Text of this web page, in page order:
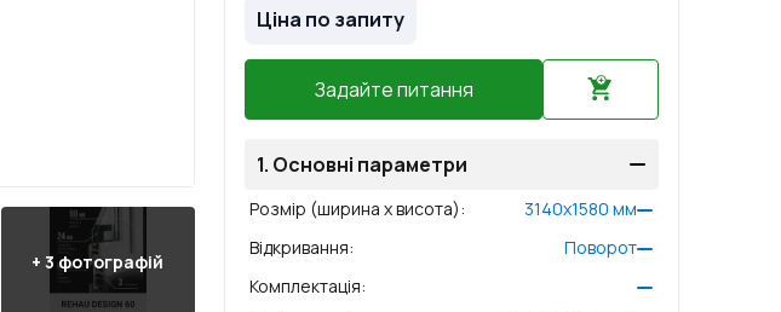
+3 фотографій
Ціна по запиту
Задайте питання
1. Основні параметри
Розмір (ширина x висота): 3140x1580 мм
Відкривання:
Поворот
Комплектація: